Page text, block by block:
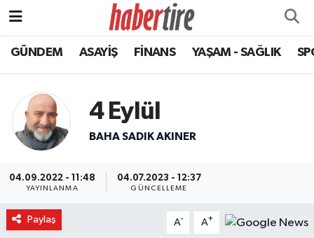
GÜNDEM ASAYİŞ FİNANS YAŞAM - SAĞLIK
4 Eylül
BAHA SADIK AKINER
04.09.2022 - 11:48
YAYINLANMA
04.07.2023 - 12:37
GÜNCELLEME
Paylaş A- A+
Tire Nöbetçi Eczaneler
Tire Trafik Yoğunluk Haritası
Tüm Manşetler
Son Dakika Haberleri